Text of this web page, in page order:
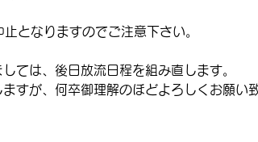
となりますのでご注意下さい。
ては、後日放流日程を組み直します。
すが、何卒御理解のほどよろしくお願い